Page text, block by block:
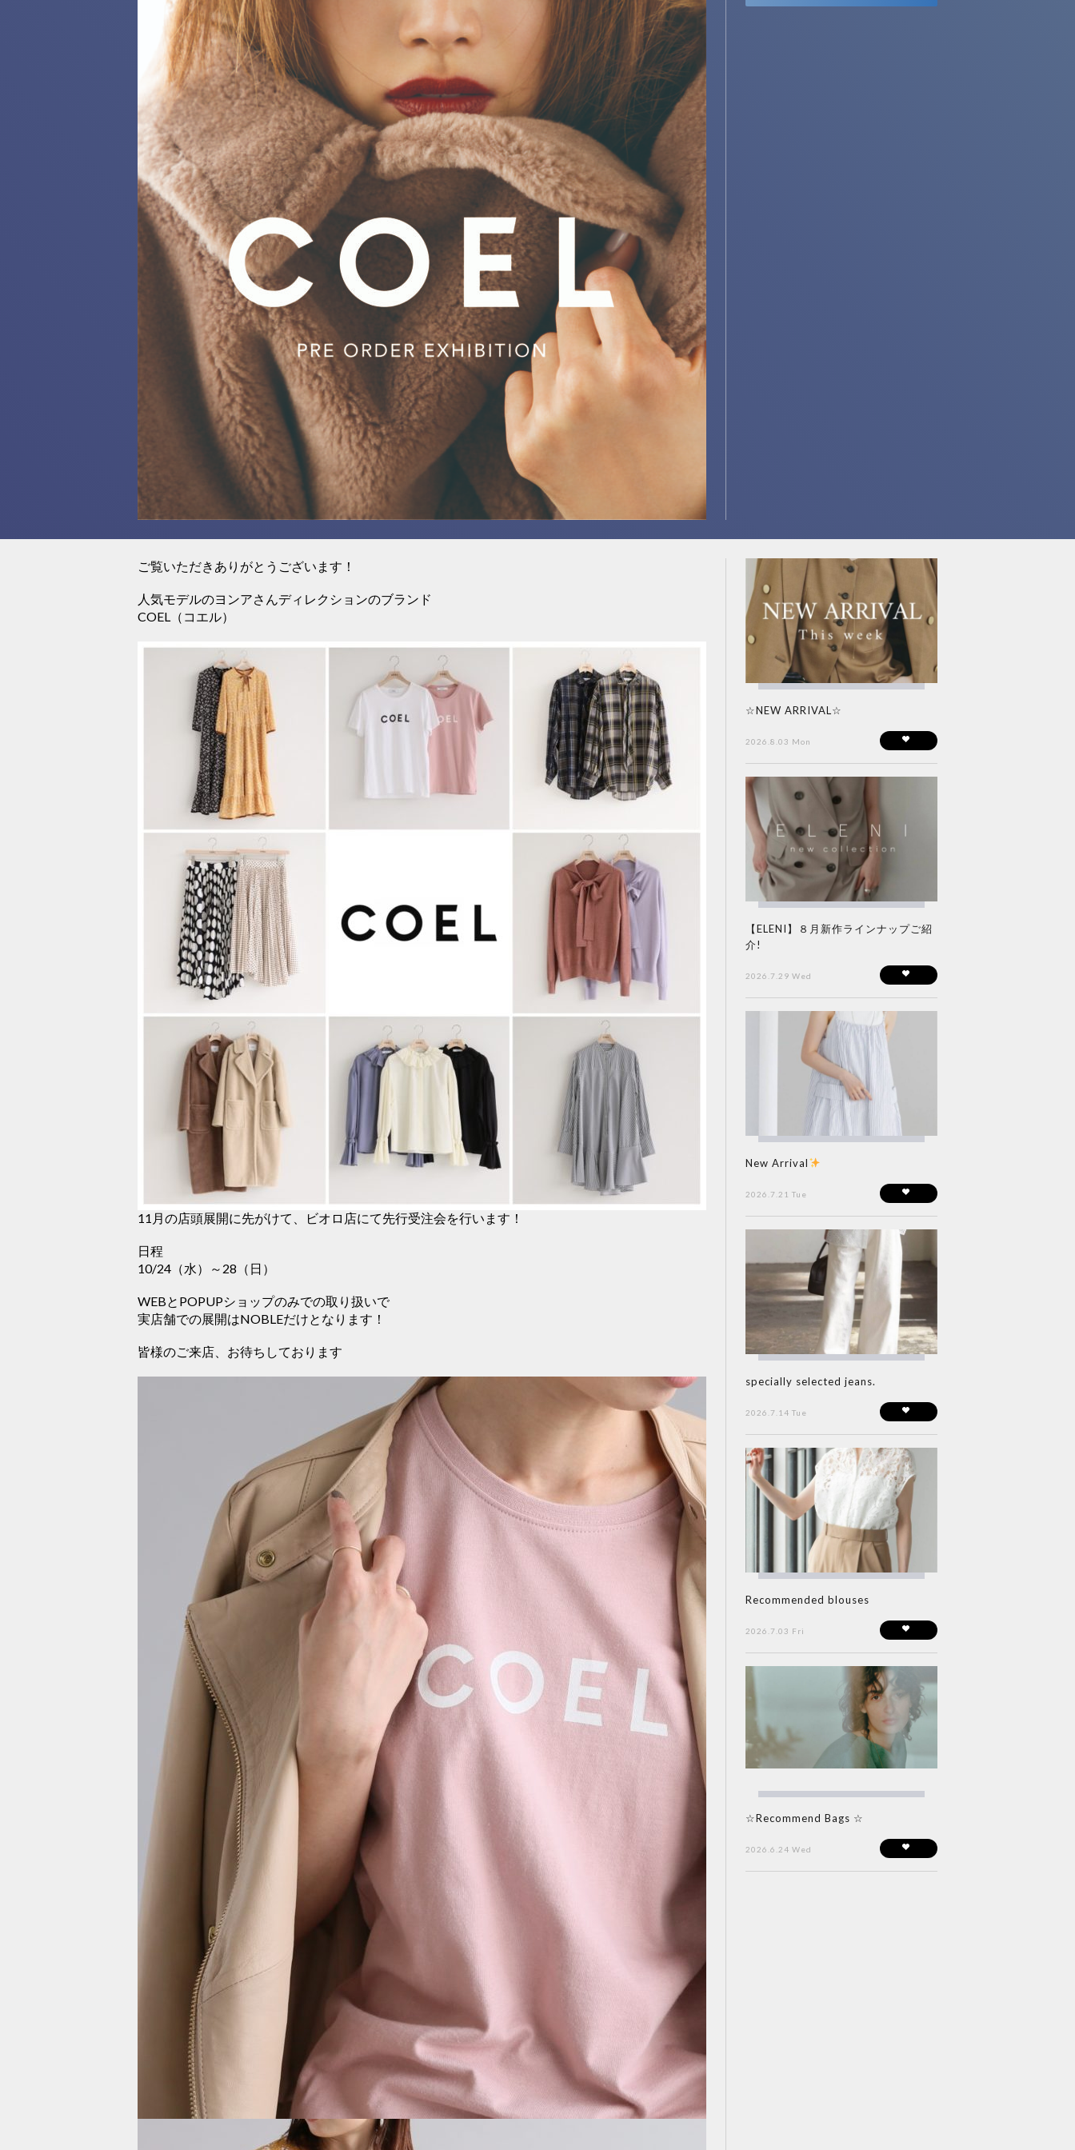
ご覧いただきありがとうございます！
人気モデルのヨンアさんディレクションのブランド
COEL（コエル）
11月の店頭展開に先がけて、ビオロ店にて先行受注会を行います！
日程
10/24（水）～28（日）
WEBとPOPUPショップのみでの取り扱いで
実店舗での展開はNOBLEだけとなります！
皆様のご来店、お待ちしております
☆NEW ARRIVAL☆
2026.8.03 Mon
【ELENI】８月新作ラインナップご紹
介!
2026.7.29 Wed
New Arrival
2026.7.21 Tue
specially selected jeans.
2026.7.14 Tue
Recommended blouses
2026.7.03 Fri
☆Recommend Bags ☆
2026.6.24 Wed